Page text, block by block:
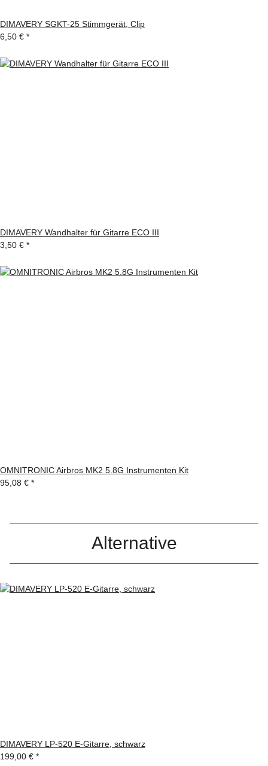
DIMAVERY SGKT-25 Stimmgerät, Clip
6,50 € *
DIMAVERY Wandhalter für Gitarre ECO III
3,50 € *
OMNITRONIC Airbros MK2 5.8G Instrumenten Kit
95,08 € *
Alternative
DIMAVERY LP-520 E-Gitarre, schwarz
199,00 € *